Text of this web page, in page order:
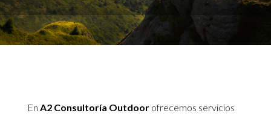
En A2 Consultoría Outdoorofrecemos servicios